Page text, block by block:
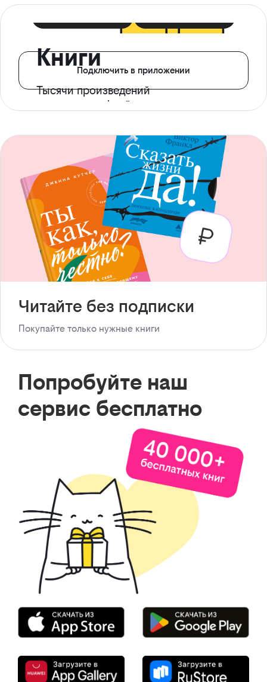
Книги
Тысячи произведений
с доступом офлайн
Подключить в приложении
Читайте без подписки
Покупайте только нужные книги
Попробуйте наш
сервис бесплатно